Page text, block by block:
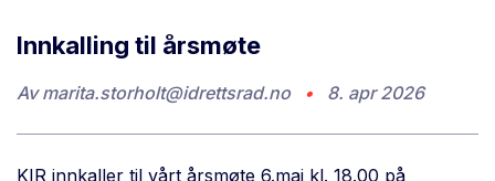
Innkalling til årsmøte
Avmarita.storholt@idrettsrad.no • 8. apr 2026
KIR innkaller til vårt årsmøte 6.mai kl. 18.00 på